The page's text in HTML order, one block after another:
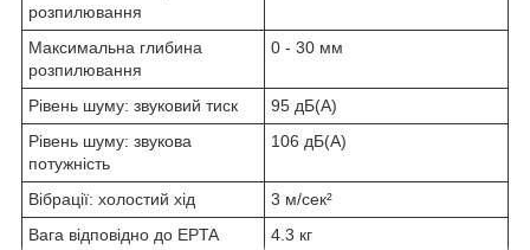
розпилювання
Максимальна глибина
розпилювання
0 - 30 мм
Рівень шуму: звуковий тиск
95 дБ(А)
Рівень шуму: звукова
потужність
106 дБ(А)
Вібрації: холостий хід
3 м/сек²
Вага відповідно до EPTA
4.3 кг